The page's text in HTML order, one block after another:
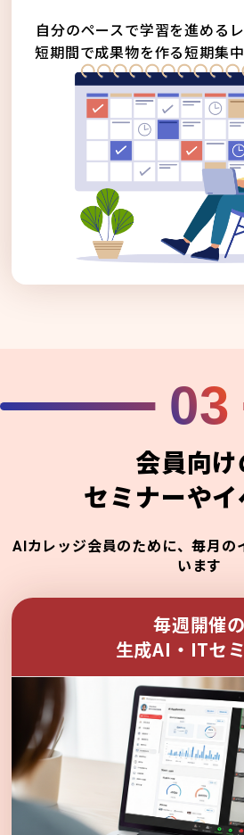
自分のペースで学習を進める
短期間で成果物を作る短期集
03
会員向け
セミナーやイ
AIカレッジ会員のために、毎月の
います
毎週開催の
生成AI・ITセ